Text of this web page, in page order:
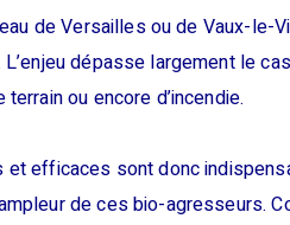
de Versailles ou de Vaux-
dépasse largement le
ou encore d’incendie.
et efficaces sont donc
de ces bio-agresseurs.